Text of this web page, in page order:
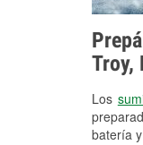
Troy,
Los
batería